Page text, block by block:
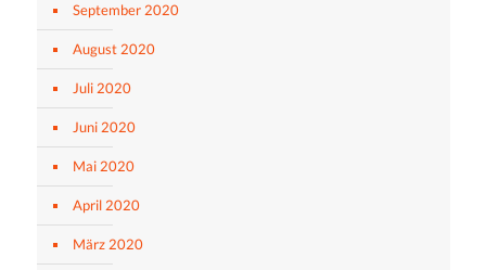
September 2020
August 2020
Juli 2020
Juni 2020
Mai 2020
April 2020
März 2020